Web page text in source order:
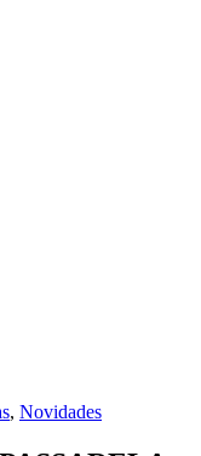
, Novidades